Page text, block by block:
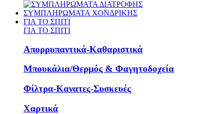
ΣΥΜΠΛΗΡΩΜΑΤΑ ΧΟΝΔΡΙΚΗΣ
ΓΙΑ ΤΟ ΣΠΙΤΙ
ΓΙΑ ΤΟ ΣΠΙΤΙ
Απορρυπαντικά-Καθαριστικά
Μπουκάλια/Θερμός & Φαγητοδοχεία
Φίλτρα-Κανατες-Συσκευές
Χαρτικά